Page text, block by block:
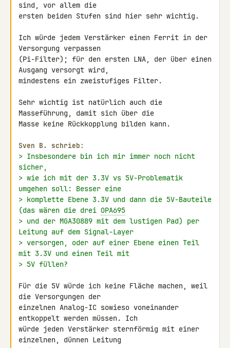
sind, vor allem die
ersten beiden Stufen sind hier sehr wichtig.
Ich würde jedem Verstärker einen Ferrit in der
Versorgung verpassen
(Pi-Filter); für den ersten LNA, der über einen
Ausgang versorgt wird,
mindestens ein zweistufiges Filter.
Sehr wichtig ist natürlich auch die
Masseführung, damit sich über die
Masse keine Rückkopplung bilden kann.
Sven B. schrieb:
> Insbesondere bin ich mir immer noch nicht
sicher,
> wie ich mit der 3.3V vs 5V-Problematik
umgehen soll: Besser eine
> komplette Ebene 3.3V und dann die 5V-Bauteile
(das wären die drei OPA695
> und der MGA30889 mit dem lustigen Pad) per
Leitung auf dem Signal-Layer
> versorgen, oder auf einer Ebene einen Teil
mit 3.3V und einen Teil mit
> 5V füllen?
Für die 5V würde ich keine Fläche machen, weil
die Versorgungen der
einzelnen Analog-IC sowieso voneinander
entkoppelt werden müssen. Ich
würde jeden Verstärker sternförmig mit einer
einzelnen, dünnen Leitung